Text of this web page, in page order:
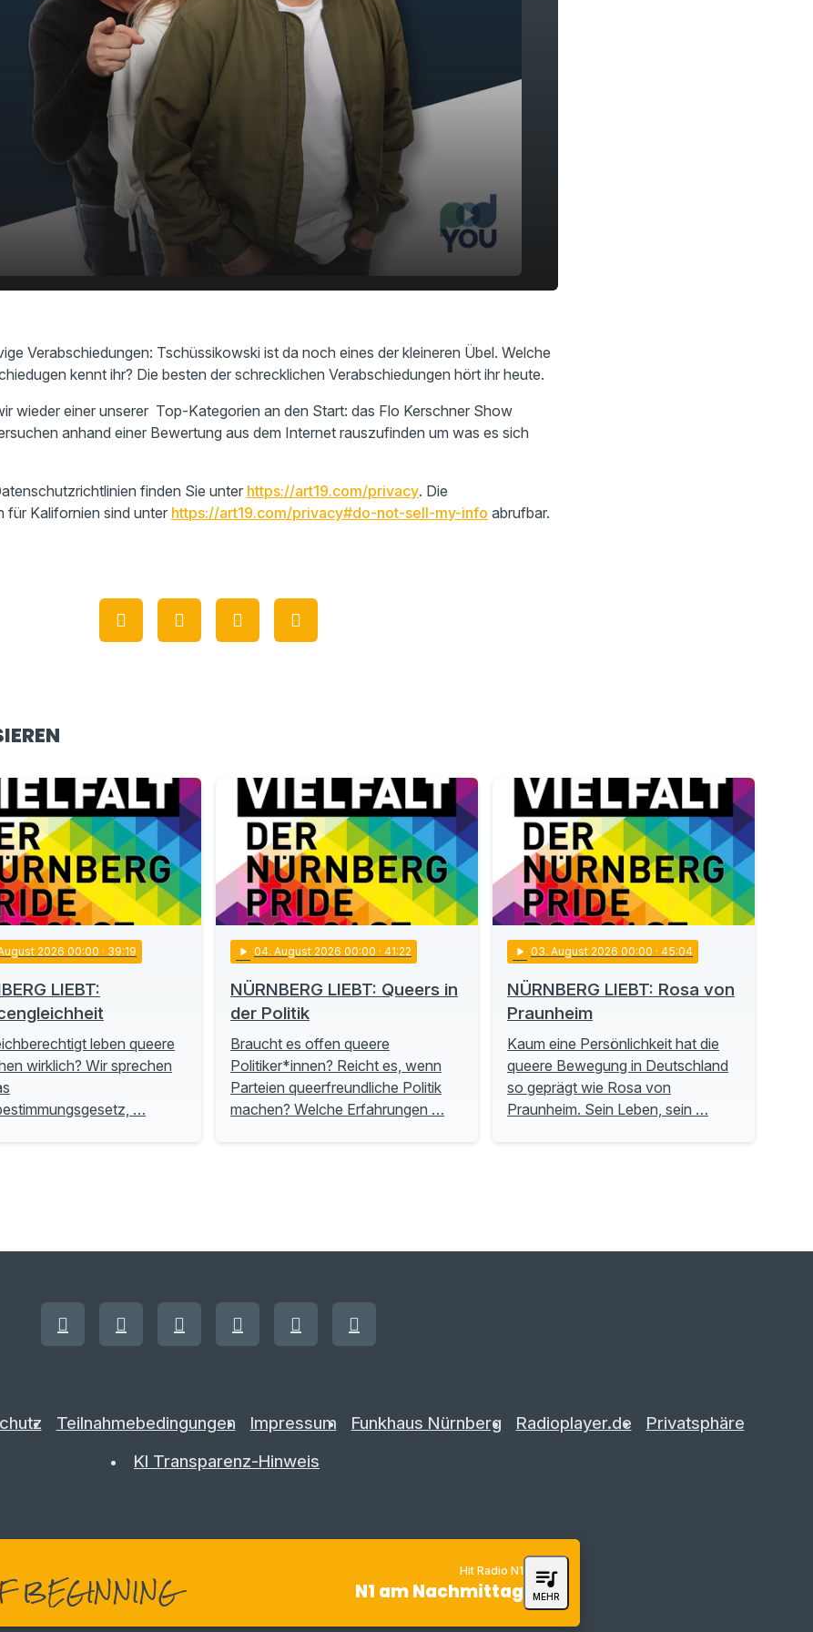
Verabschiedungen: Tschüssikowski ist da noch eines der kleineren Übel. Welche
kennt ihr? Die besten der schrecklichen Verabschiedungen hört ihr heute.
wieder einer unserer Top-Kategorien an den Start: das Flo Kerschner Show
anhand einer Bewertung aus dem Internet rauszufinden um was es sich
finden Sie unter https://art19.com/privacy. Die
für Kalifornien sind unter https://art19.com/privacy#do-not-sell-my-info abrufbar.
2026 00:00 · 39:19
LIEBT:
leben queere
wirklich? Wir sprechen
…
play_arrow 04. August 2026 00:00 · 41:22
NÜRNBERG LIEBT: Queers in
der Politik
Braucht es offen queere
Politiker*innen? Reicht es, wenn
Parteien queerfreundliche Politik
machen? Welche Erfahrungen …
play_arrow 03. August 2026 00:00 · 45:04
NÜRNBERG LIEBT: Rosa von
Praunheim
Kaum eine Persönlichkeit hat die
queere Bewegung in Deutschland
so geprägt wie Rosa von
Praunheim. Sein Leben, sein …
Teilnahmebedingungen Impressum Funkhaus Nürnberg Radioplayer.de
Privatsphäre
KI Transparenz-Hinweis
BEGINNING N1 am Nachmittag
Hit Radio N1 queue_music